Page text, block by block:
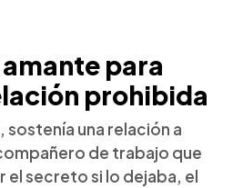
amante para
prohibida
una relación a
de trabajo que
el secreto si lo dejaba, el